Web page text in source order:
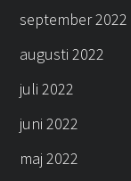
september 2022
augusti 2022
juli 2022
juni 2022
maj 2022